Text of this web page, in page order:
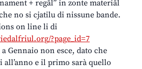
+ regâl” in zonte materiâl
no si cjatilu di nissune bande.
on line li di
?page_id=7
a Gennaio non esce, dato che
all’anno e il primo sarà quello